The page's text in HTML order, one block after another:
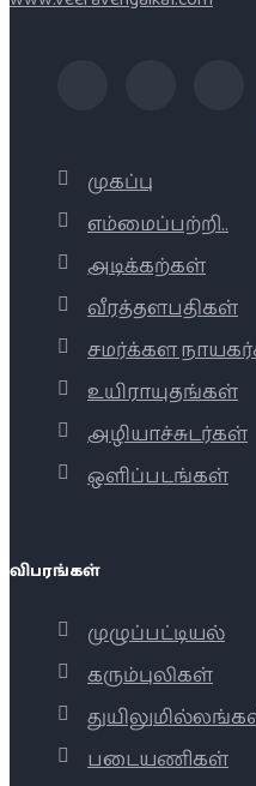
முகப்பு
எம்மைப்பற்றி..
அடிக்கற்கள்
வீரத்தளபதிகள்
சமர்க்கள
உயிராயுதங்கள்
அழியாச்சுடர்கள்
ஒளிப்படங்கள்
விபரங்கள்
முழுப்பட்டியல்
கரும்புலிகள்
படையணிகள்